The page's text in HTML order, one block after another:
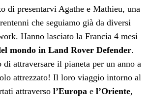
di presentarvi Agathe e Mathieu, una
che seguiamo già da diversi
Hanno lasciato la Francia 4 mesi
mondo in Land Rover Defender.
di attraversare il pianeta per un anno a
attrezzato! Il loro viaggio intorno al
attraverso l’Europa e l’Oriente,